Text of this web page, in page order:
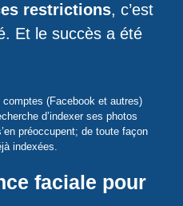
restrictions, c’est
Et le succès a été
(Facebook et autres)
d’indexer ses photos
préoccupent; de toute façon
indexées.
faciale pour